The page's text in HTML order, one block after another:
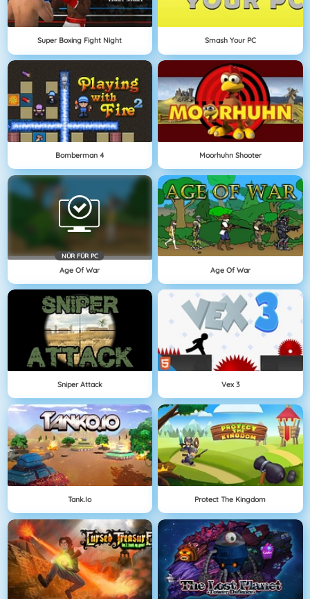
Super Boxing Fight Night Smash Your PC
Bomberman 4 Moorhuhn Shooter
NÜR FÜR PC
Age Of War Age Of War
Sniper Attack Vex 3
Tank.io Protect The Kingdom